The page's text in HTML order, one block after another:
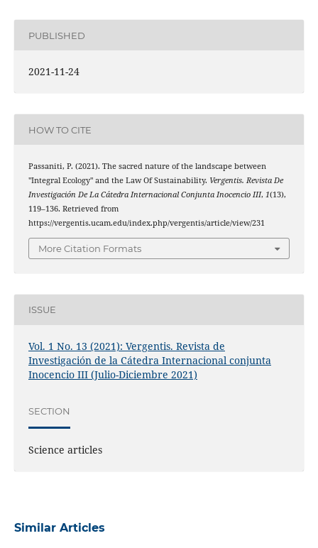
PUBLISHED
2021-11-24
HOW TO CITE
Passaniti, P. (2021). The sacred nature of the landscape between
"Integral Ecology" and the Law Of Sustainability. Vergentis. Revista De
Investigación De La Cátedra Internacional Conjunta Inocencio III, 1(13),
119–136. Retrieved from
https://vergentis.ucam.edu/index.php/vergentis/article/view/231
More Citation Formats
ISSUE
Vol. 1 No. 13 (2021): Vergentis. Revista de
Investigación de la Cátedra Internacional conjunta
Inocencio III (Julio-Diciembre 2021)
SECTION
Science articles
Similar Articles